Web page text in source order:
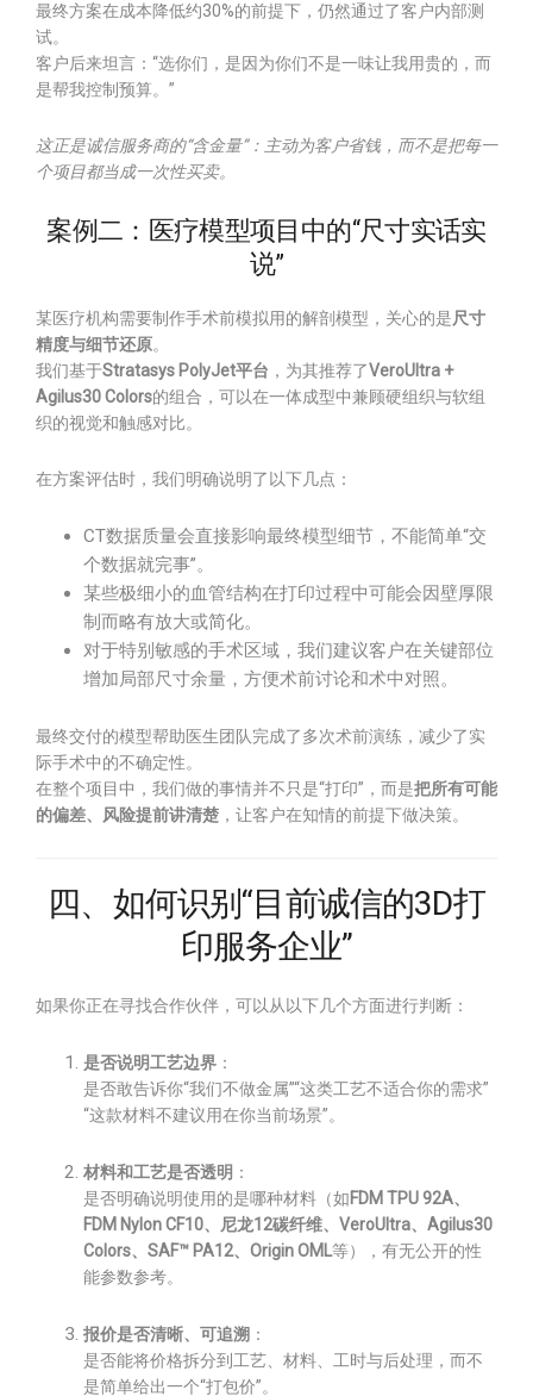
最终方案在成本降低约30%的前提下，仍然通过了客户内部测
试。
客户后来坦言：“选你们，是因为你们不是一味让我用贵的，而
是帮我控制预算。”
这正是诚信服务商的“含金量”：主动为客户省钱，而不是把每一
个项目都当成一次性买卖。
案例二：医疗模型项目中的“尺寸实话实
说”
某医疗机构需要制作手术前模拟用的解剖模型，关心的是尺寸
精度与细节还原。
我们基于Stratasys PolyJet平台 ，为其推荐了VeroUltra +
Agilus30 Colors的组合，可以在一体成型中兼顾硬组织与软组
织的视觉和触感对比。
在方案评估时，我们明确说明了以下几点：
CT数据质量会直接影响最终模型细节，不能简单“交
个数据就完事”。
某些极细小的血管结构在打印过程中可能会因壁厚限
制而略有放大或简化。
对于特别敏感的手术区域，我们建议客户在关键部位
增加局部尺寸余量，方便术前讨论和术中对照。
最终交付的模型帮助医生团队完成了多次术前演练，减少了实
际手术中的不确定性。
在整个项目中，我们做的事情并不只是“打印”，而是把所有可能
的偏差、风险提前讲清楚 ，让客户在知情的前提下做决策。
四、如何识别“目前诚信的3D打
印服务企业”
如果你正在寻找合作伙伴，可以从以下几个方面进行判断：
是否说明工艺边界 ：
是否敢告诉你“我们不做金属”“这类工艺不适合你的需求”
“这款材料不建议用在你当前场景”。
材料和工艺是否透明 ：
是否明确说明使用的是哪种材料（如FDM TPU 92A、
FDM Nylon CF10、尼龙12碳纤维、VeroUltra、Agilus30
Colors、SAF™ PA12、Origin OML等），有无公开的性
能参数参考。
报价是否清晰、可追溯 ：
是否能将价格拆分到工艺、材料、工时与后处理，而不
是简单给出一个“打包价”。